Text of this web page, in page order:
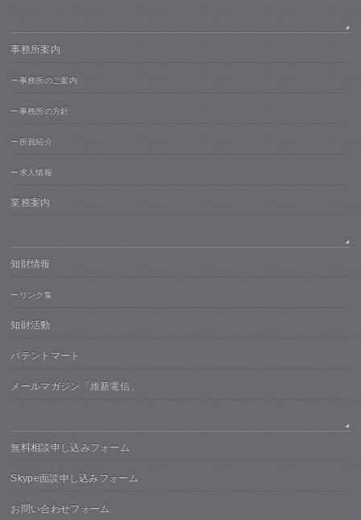
事務所案内
ー事務所のご案内
ー事務所の方針
ー所員紹介
ー求人情報
業務案内
知財情報
ーリンク集
知財活動
パテントマート
メールマガジン「維新電信」
無料相談申し込みフォーム
Skype面談申し込みフォーム
お問い合わせフォーム